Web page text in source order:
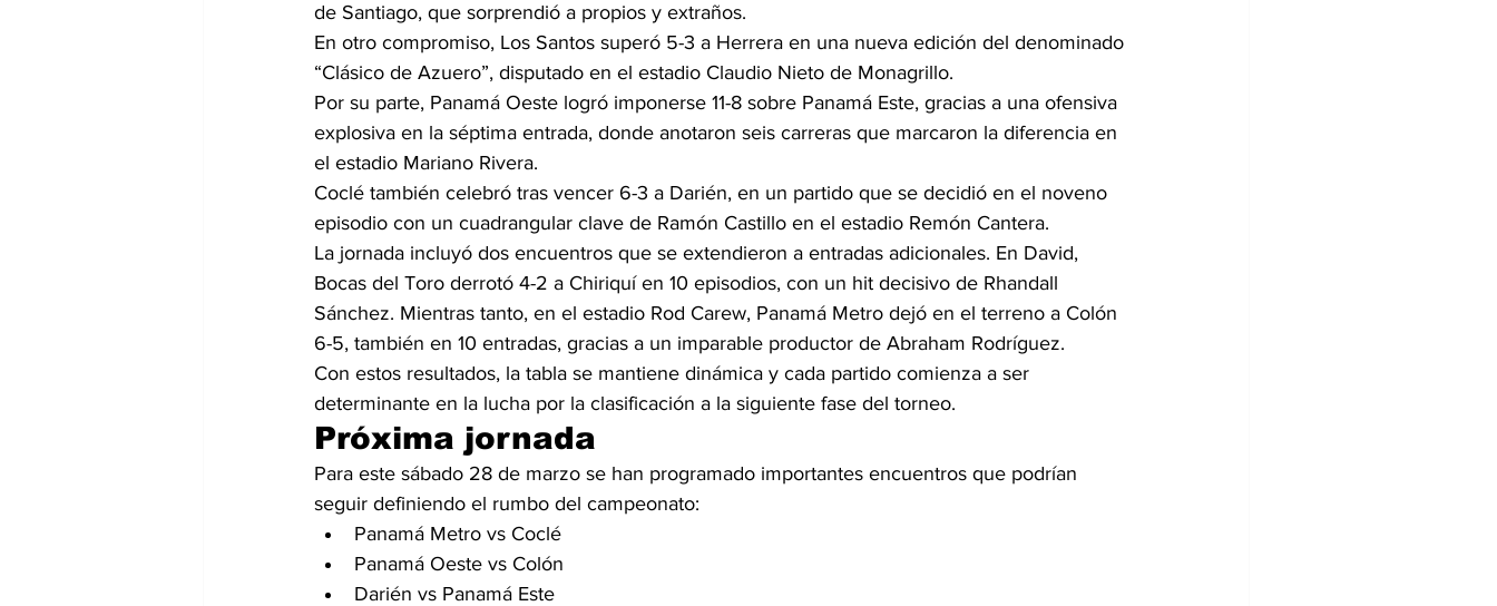
de Santiago, que sorprendió a propios y extraños.
En otro compromiso, Los Santos superó 5-3 a Herrera en una nueva edición del denominado
“Clásico de Azuero”, disputado en el estadio Claudio Nieto de Monagrillo.
Por su parte, Panamá Oeste logró imponerse 11-8 sobre Panamá Este, gracias a una ofensiva
explosiva en la séptima entrada, donde anotaron seis carreras que marcaron la diferencia en
el estadio Mariano Rivera.
Coclé también celebró tras vencer 6-3 a Darién, en un partido que se decidió en el noveno
episodio con un cuadrangular clave de Ramón Castillo en el estadio Remón Cantera.
La jornada incluyó dos encuentros que se extendieron a entradas adicionales. En David,
Bocas del Toro derrotó 4-2 a Chiriquí en 10 episodios, con un hit decisivo de Rhandall
Sánchez. Mientras tanto, en el estadio Rod Carew, Panamá Metro dejó en el terreno a Colón
6-5, también en 10 entradas, gracias a un imparable productor de Abraham Rodríguez.
Con estos resultados, la tabla se mantiene dinámica y cada partido comienza a ser
determinante en la lucha por la clasificación a la siguiente fase del torneo.
Próxima jornada
Para este sábado 28 de marzo se han programado importantes encuentros que podrían
seguir definiendo el rumbo del campeonato:
Panamá Metro vs Coclé
Panamá Oeste vs Colón
Darién vs Panamá Este